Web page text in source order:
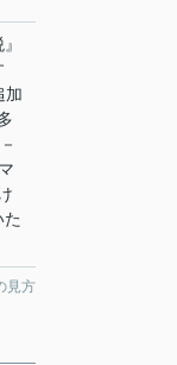
加
見方